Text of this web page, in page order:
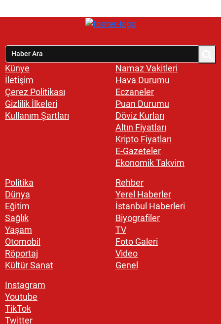
Künye
İletişim
Çerez Politikası
Gizlilik İlkeleri
Kullanım Şartları
Namaz Vakitleri
Hava Durumu
Eczaneler
Puan Durumu
Döviz Kurları
Altın Fiyatları
Kripto Fiyatları
E-Gazeteler
Ekonomik Takvim
Politika
Dünya
Eğitim
Sağlık
Yaşam
Otomobil
Röportaj
Kültür Sanat
Rehber
Yerel Haberler
İstanbul Haberleri
Biyografiler
TV
Foto Galeri
Video
Genel
Instagram
Youtube
TikTok
Twitter